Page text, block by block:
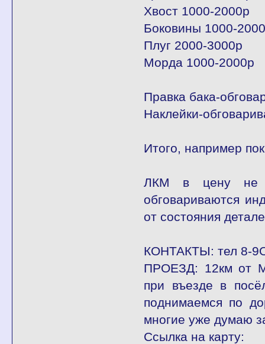
Хвост 1000-2000р
Боковины 1000-
Плуг 2000-3000р
Морда 1000-2000р
Правка бака-
Наклейки-
Итого, например
ЛКМ в цену не
обговариваются
от состояния
КОНТАКТЫ: тел 8-
ПРОЕЗД: 12км от
при въезде в
поднимаемся по
многие уже думаю
Ссылка на карту: